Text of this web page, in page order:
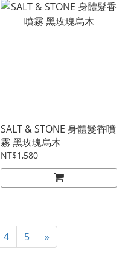
SALT & STONE 身體髮香噴
霧 黑玫瑰烏木
NT$1,580
4 5 »